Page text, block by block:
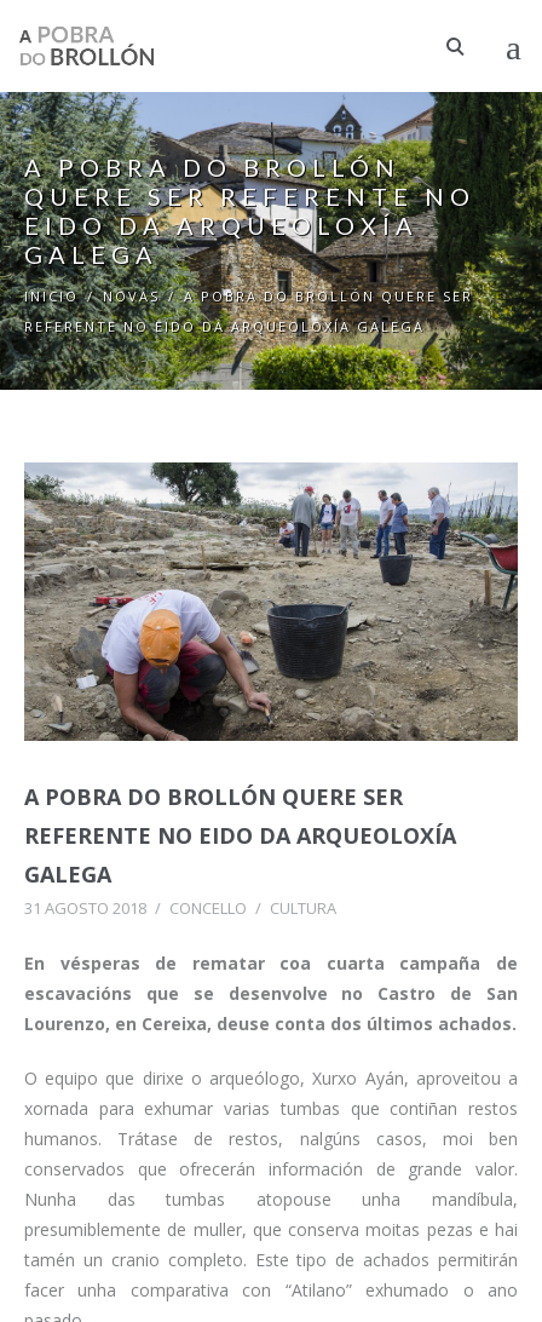
A POBRA DO BROLLÓN
QUERE SER REFERENTE NO
EIDO DA ARQUEOLOXÍA
GALEGA
INICIO / NOVAS / A POBRA DO BROLLÓN QUERE SER
REFERENTE NO EIDO DA ARQUEOLOXÍA GALEGA
A POBRA DO BROLLÓN QUERE SER
REFERENTE NO EIDO DA ARQUEOLOXÍA
GALEGA
31 AGOSTO 2018 / CONCELLO / CULTURA
En vésperas de rematar coa cuarta campaña de
escavacións que se desenvolve no Castro de San
Lourenzo, en Cereixa, deuse conta dos últimos achados.
O equipo que dirixe o arqueólogo, Xurxo Ayán, aproveitou a
xornada para exhumar varias tumbas que contiñan restos
humanos. Trátase de restos, nalgúns casos, moi ben
conservados que ofrecerán información de grande valor.
Nunha das tumbas atopouse unha mandíbula,
presumiblemente de muller, que conserva moitas pezas e hai
tamén un cranio completo. Este tipo de achados permitirán
facer unha comparativa con “Atilano” exhumado o ano